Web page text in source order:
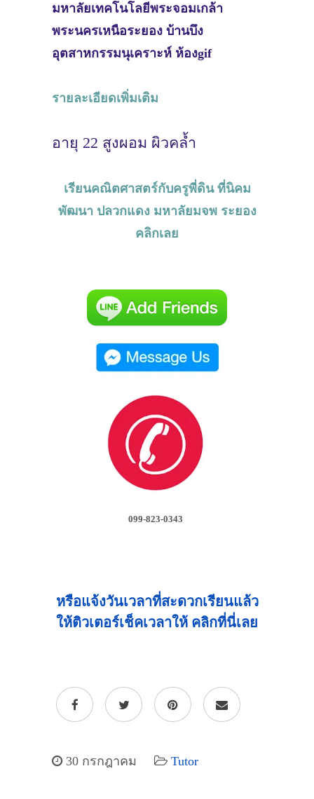
มหาลัยเทคโนโลยีพระจอมเกล้า
พระนครเหนือระยอง บ้านบึง
อุตสาหกรรมนุเคราะห์ ห้องgif
รายละเอียดเพิ่มเติม
อายุ 22 สูงผอม ผิวคล้ำ
เรียนคณิตศาสตร์กับครูพี่ดิน ที่นิคม
พัฒนา ปลวกแดง มหาลัยมจพ ระยอง
คลิกเลย
099-823-0343
หรือแจ้งวันเวลาที่สะดวกเรียนแล้ว
ให้ติวเตอร์เช็คเวลาให้ คลิกที่นี่เลย
30 กรกฎาคม Tutor